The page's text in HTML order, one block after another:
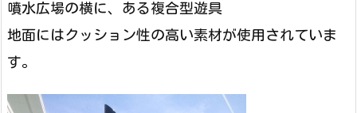
噴水広場の横に、ある複合型遊具
地面にはクッション性の高い素材が使用されていま
す。